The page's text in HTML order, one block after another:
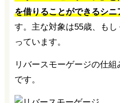
を借りることができるシ
す。主な対象は55歳、も
っています。
リバースモーゲージの仕
です。